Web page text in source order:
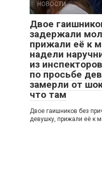
НОВОСТИ
Двое
задержали
прижали её к
надели
из
по просьбе
замерли от
что там
Двое гаишников без
девушку, прижали её к